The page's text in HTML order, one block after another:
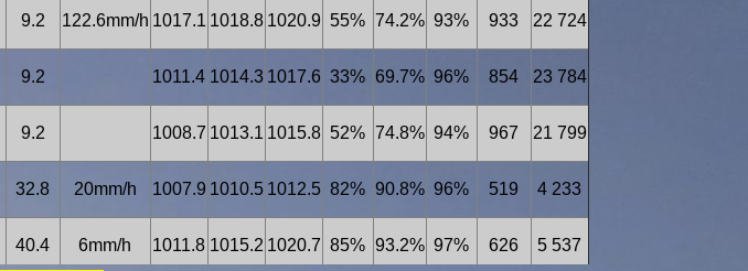
9.2 122.6mm/h 1017.1 1018.8 1020.9 55% 74.2% 93% 933 22 724
9.2 1011.4 1014.3 1017.6 33% 69.7% 96% 854 23 784
9.2 1008.7 1013.1 1015.8 52% 74.8% 94% 967 21 799
32.8 20mm/h 1007.9 1010.5 1012.5 82% 90.8% 96% 519 4 233
40.4 6mm/h 1011.8 1015.2 1020.7 85% 93.2% 97% 626 5 537